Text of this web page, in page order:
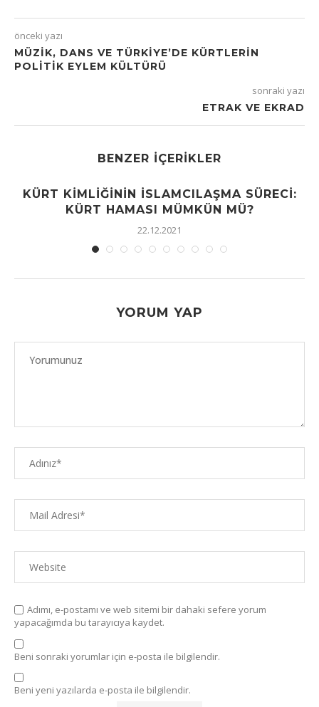
önceki yazı
MÜZİK, DANS VE TÜRKİYE’DE KÜRTLERİN
POLİTİK EYLEM KÜLTÜRÜ
sonraki yazı
ETRAK VE EKRAD
BENZER İÇERIKLER
KÜRT KIMLIĞININ İSLAMCILAŞMA SÜRECI:
KÜRT HAMASI MÜMKÜN MÜ?
22.12.2021
YORUM YAP
Adımı, e-postamı ve web sitemi bir dahaki sefere yorum
yapacağımda bu tarayıcıya kaydet.
Beni sonraki yorumlar için e-posta ile bilgilendir.
Beni yeni yazılarda e-posta ile bilgilendir.